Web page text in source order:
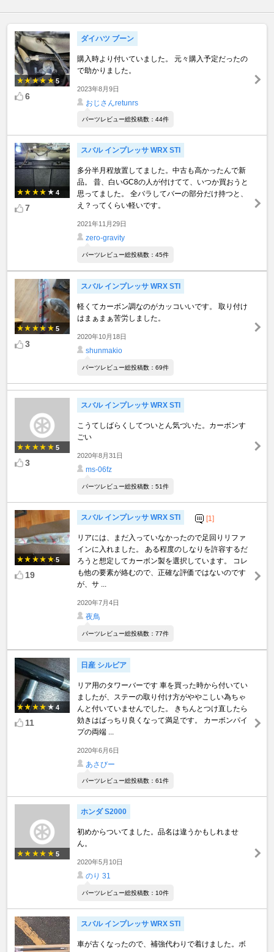
5
6
ダイハツ ブーン
購入時より付いていました。 元々購入予定だったの
で助かりました。
2023年8月9日
おじさんretunrs
パーツレビュー総投稿数：44件
4
7
スバル インプレッサ WRX STI
多分半月程放置してました。中古も高かったんで新
品。 昔、白いGC8の人が付けてて、いつか買おうと
思ってました。 全バラしてバーの部分だけ持つと、
え？ってくらい軽いです。
2021年11月29日
zero-gravity
パーツレビュー総投稿数：45件
5
3
スバル インプレッサ WRX STI
軽くてカーボン調なのがカッコいいです。 取り付け
はまぁまぁ苦労しました。
2020年10月18日
shunmakio
パーツレビュー総投稿数：69件
5
3
スバル インプレッサ WRX STI
こうてしばらくしてついとん気づいた。カーボンす
ごい
2020年8月31日
ms-06fz
パーツレビュー総投稿数：51件
5
19
スバル インプレッサ WRX STI [1]
リアには、まだ入っていなかったので足回りリファ
インに入れました。 ある程度のしなりを許容するだ
ろうと想定してカーボン製を選択しています。 コレ
も他の要素が絡むので、正確な評価ではないのです
が、サ ...
2020年7月4日
夜鳥
パーツレビュー総投稿数：77件
4
11
日産 シルビア
リア用のタワーバーです 車を買った時から付いてい
ましたが、ステーの取り付け方がややこしい為ちゃ
んと付いていませんでした。 きちんとつけ直したら
効きはばっちり良くなって満足です。 カーボンパイ
プの両端 ...
2020年6月6日
あさびー
パーツレビュー総投稿数：61件
5
ホンダ S2000
初めからついてました。品名は違うかもしれませ
ん。
2020年5月10日
のり 31
パーツレビュー総投稿数：10件
スバル インプレッサ WRX STI
車が古くなったので、補強代わりで着けました。ボ